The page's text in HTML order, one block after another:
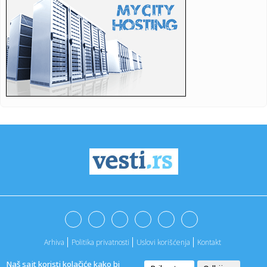
Naš sajt koristi kolačiće kako bi
Anast...
09:35:Čitaoci javljaju: U selu Gornja Kupinovica stanovnici nemaju
vod...
09:34:Ako slikate i objavite kad se neko bahato parkira: Advokat
obja...
09:34:Da li će Ukrajina ikada postati članica NATO?
Повластице за ђаке из Сремских ...
Концерт “IL TENORO” у дворишту Музеја ...
09:27:Obistinile se reči Jova Bakića, ali su uloge zamenjene;
Arhiva Politika privatnosti Uslovi korišćenja Kontakt